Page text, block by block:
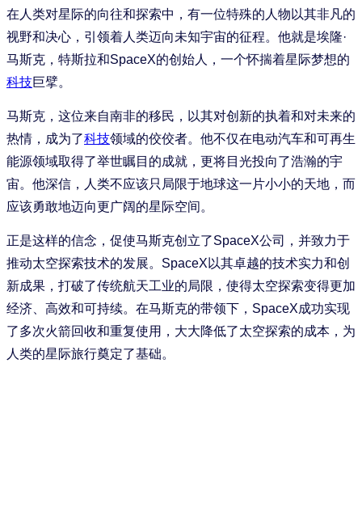
在人类对星际的向往和探索中，有一位特殊的人物以其非凡的
视野和决心，引领着人类迈向未知宇宙的征程。他就是埃隆·
马斯克，特斯拉和SpaceX的创始人，一个怀揣着星际梦想的
科技巨擘。
马斯克，这位来自南非的移民，以其对创新的执着和对未来的
热情，成为了科技领域的佼佼者。他不仅在电动汽车和可再生
能源领域取得了举世瞩目的成就，更将目光投向了浩瀚的宇
宙。他深信，人类不应该只局限于地球这一片小小的天地，而
应该勇敢地迈向更广阔的星际空间。
正是这样的信念，促使马斯克创立了SpaceX公司，并致力于
推动太空探索技术的发展。SpaceX以其卓越的技术实力和创
新成果，打破了传统航天工业的局限，使得太空探索变得更加
经济、高效和可持续。在马斯克的带领下，SpaceX成功实现
了多次火箭回收和重复使用，大大降低了太空探索的成本，为
人类的星际旅行奠定了基础。